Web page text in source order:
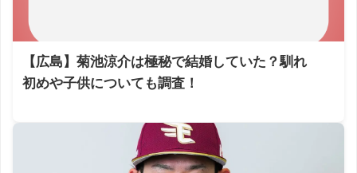
【広島】菊池涼介は極秘で結婚していた？馴れ
初めや子供についても調査！